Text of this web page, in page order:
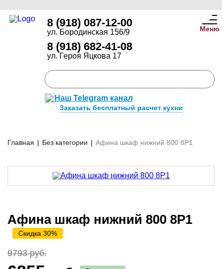
8 (918) 087-12-00
ул. Бородинская 156/9
8 (918) 682-41-08
ул. Героя Яцкова 17
Наш Telegram канал
Заказать бесплатный расчет кухни
Меню
Главная | Без категории | Афина шкаф нижний 800 8Р1
Афина шкаф нижний 800 8Р1
Скидка 30%
9793 руб.